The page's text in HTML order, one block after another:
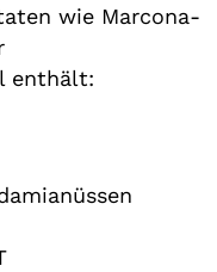
wie Marcona-
enthält: